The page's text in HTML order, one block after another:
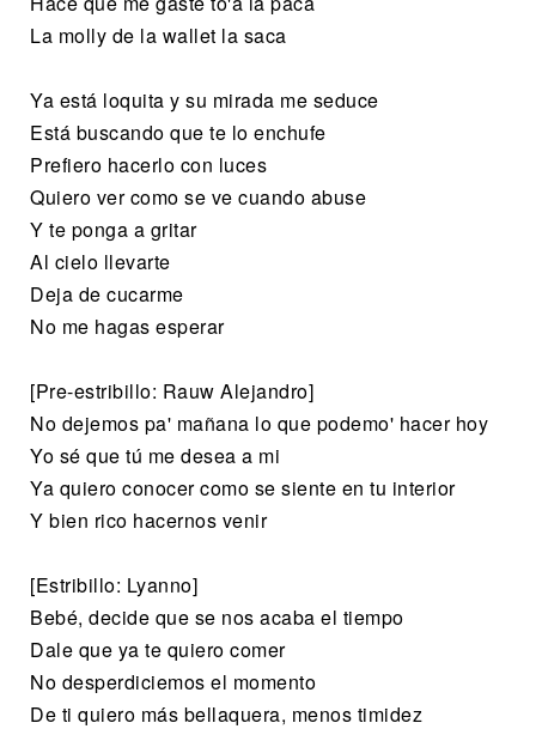
La molly de la wallet la saca
Ya está loquita y su mirada me seduce
Está buscando que te lo enchufe
Prefiero hacerlo con luces
Quiero ver como se ve cuando abuse
Y te ponga a gritar
Al cielo llevarte
Deja de cucarme
No me hagas esperar
[Pre-estribillo: Rauw Alejandro]
No dejemos pa' mañana lo que podemo' hacer hoy
Yo sé que tú me desea a mi
Ya quiero conocer como se siente en tu interior
Y bien rico hacernos venir
[Estribillo: Lyanno]
Bebé, decide que se nos acaba el tiempo
Dale que ya te quiero comer
No desperdiciemos el momento
De ti quiero más bellaquera, menos timidez